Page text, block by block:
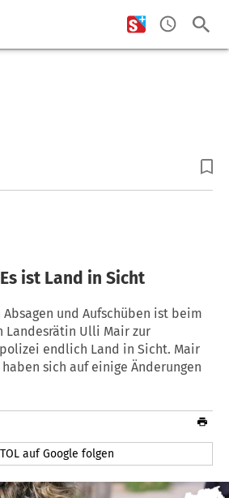
ist Land in Sicht
und Aufschüben ist beim
Landesrätin Ulli Mair zur
endlich Land in Sicht. Mair
sich auf einige Änderungen
auf Google folgen